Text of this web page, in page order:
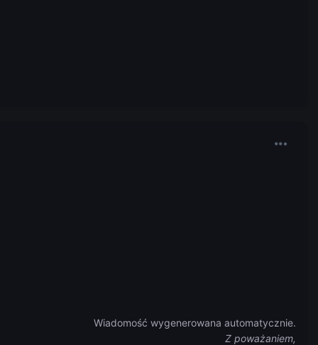
Wiadomość wygenerowana automatycznie.
Z poważaniem,